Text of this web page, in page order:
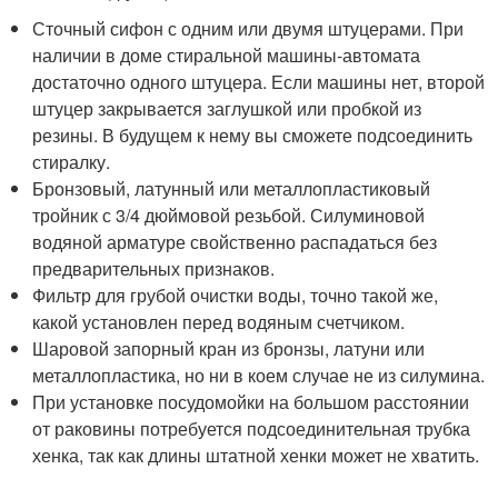
Сточный сифон с одним или двумя штуцерами. При
наличии в доме стиральной машины-автомата
достаточно одного штуцера. Если машины нет, второй
штуцер закрывается заглушкой или пробкой из
резины. В будущем к нему вы сможете подсоединить
стиралку.
Бронзовый, латунный или металлопластиковый
тройник с 3/4 дюймовой резьбой. Силуминовой
водяной арматуре свойственно распадаться без
предварительных признаков.
Фильтр для грубой очистки воды, точно такой же,
какой установлен перед водяным счетчиком.
Шаровой запорный кран из бронзы, латуни или
металлопластика, но ни в коем случае не из силумина.
При установке посудомойки на большом расстоянии
от раковины потребуется подсоединительная трубка
хенка, так как длины штатной хенки может не хватить.